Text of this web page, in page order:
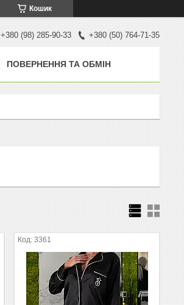
Кошик
+380 (98) 285-90-33 +380 (50) 764-71-35
ПОВЕРНЕННЯ ТА ОБМІН
3361